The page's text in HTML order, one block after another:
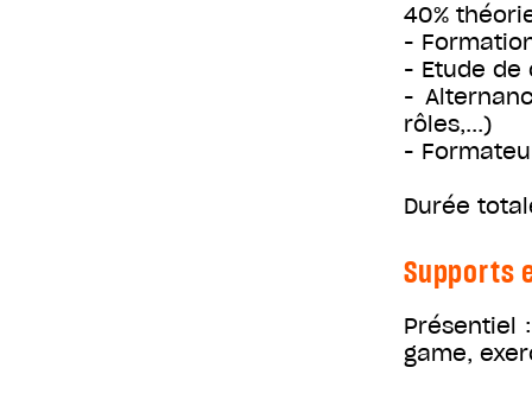
40%
-
- Etude
-
rôles,...)
-
Durée
Supports
Présentiel
game,